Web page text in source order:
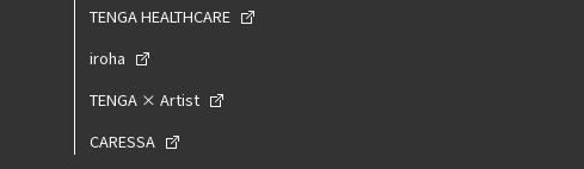
TENGA HEALTHCARE
iroha
TENGA × Artist
CARESSA